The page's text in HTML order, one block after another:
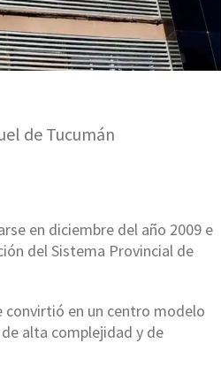
de Tucumán
en diciembre del año 2009 e
del Sistema Provincial de
convirtió en un centro modelo
alta complejidad y de